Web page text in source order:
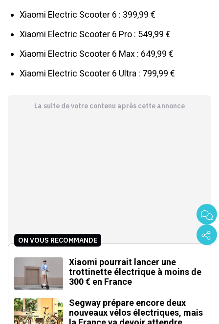
Xiaomi Electric Scooter 6 : 399,99 €
Xiaomi Electric Scooter 6 Pro : 549,99 €
Xiaomi Electric Scooter 6 Max : 649,99 €
Xiaomi Electric Scooter 6 Ultra : 799,99 €
La suite de votre contenu après cette annonce
ON VOUS RECOMMANDE
Xiaomi pourrait lancer une
trottinette électrique à moins de
300 € en France
Segway prépare encore deux
nouveaux vélos électriques, mais
la France va devoir attendre